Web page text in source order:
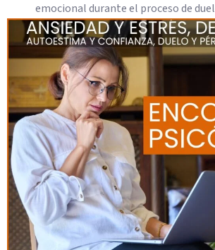
emocional durante el proceso de